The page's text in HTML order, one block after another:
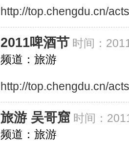
http://top.chengdu.cn/
2011啤酒节 时间：
频道：旅游
http://top.chengdu.cn/
旅游 吴哥窟 时间：
频道：旅游